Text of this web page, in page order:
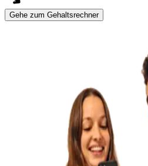
Gehe zum Gehaltsrechner